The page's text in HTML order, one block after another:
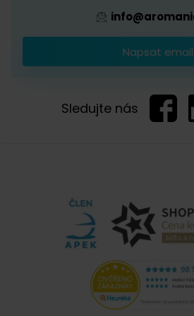
Napsat email
Sledujte nás